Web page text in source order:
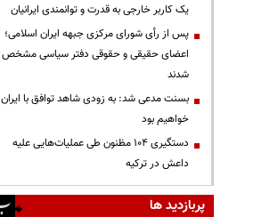
یک کاربر خارجی به قدرت و توانمندی ایرانیان
پس از رأی شورای مرکزی جبهه ایران اسلامی؛
اعضای حقیقی و حقوقی دفتر سیاسی مشخص
شدند
بسنت مدعی شد: به زودی شاهد توافق با ایران
خواهیم بود
دستگیری ۱۰۴ مظنون طی عملیات‌هایی علیه
داعش در ترکیه
پربازدید ها